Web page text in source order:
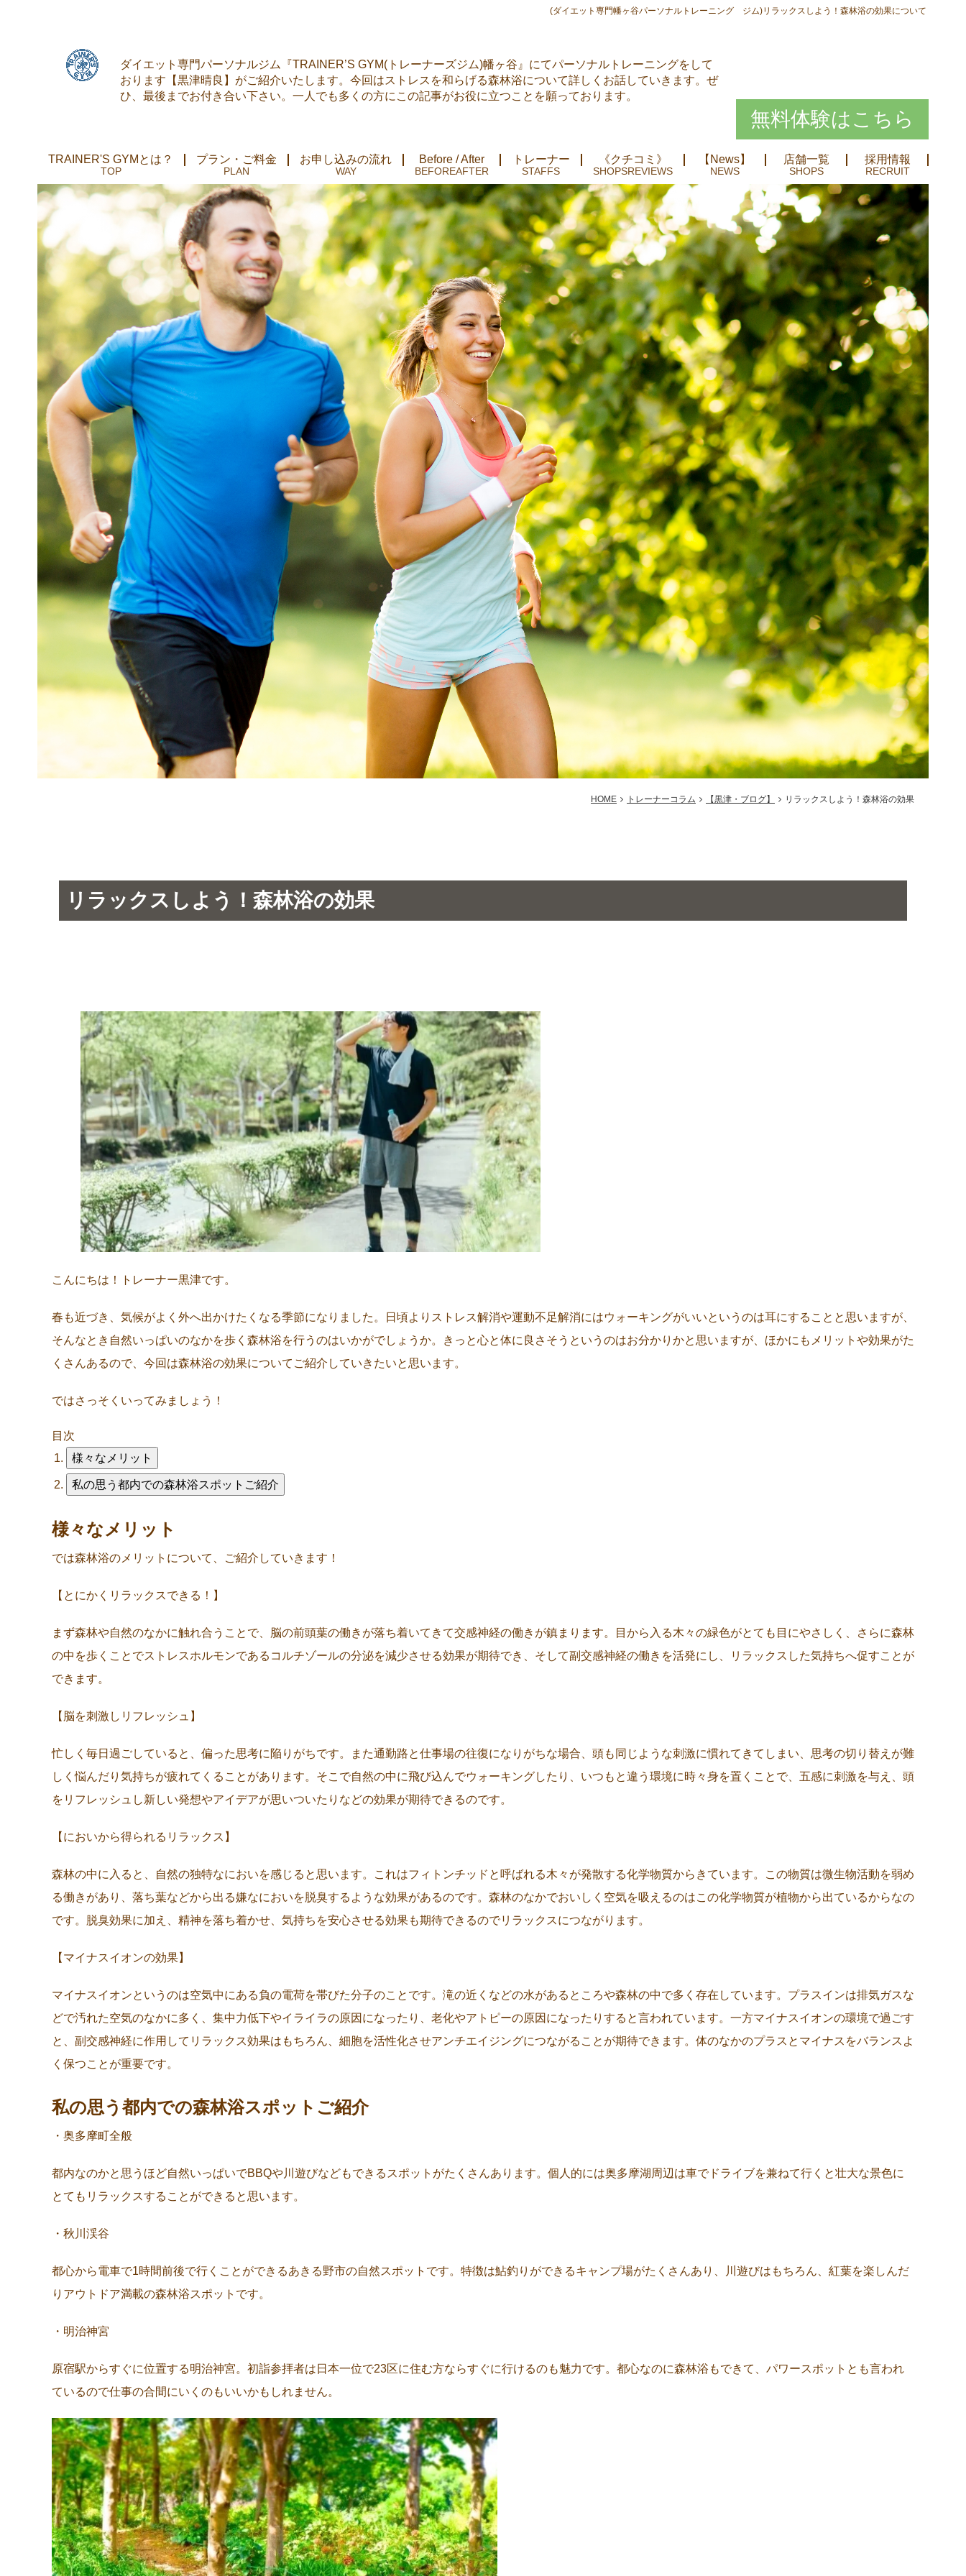
(ダイエット専門幡ヶ谷パーソナルトレーニング ジム)リラックスしよう！森林浴の効果について
ダイエット専門パーソナルジム『TRAINER’S GYM(トレーナーズジム)幡ヶ谷』にてパーソナルトレーニングをして
おります【黒津晴良】がご紹介いたします。今回はストレスを和らげる森林浴について詳しくお話していきます。ぜ
ひ、最後までお付き合い下さい。一人でも多くの方にこの記事がお役に立つことを願っております。
無料体験はこちら
TRAINER'S GYMとは？ プラン・ご料金 お申し込みの流れ Before / After トレーナー 《クチコミ》 【News】 店舗一覧 採用情報
HOME トレーナーコラム 【黒津・ブログ】 リラックスしよう！森林浴の効果
リラックスしよう！森林浴の効果
こんにちは！トレーナー黒津です。
春も近づき、気候がよく外へ出かけたくなる季節になりました。日頃よりストレス解消や運動不足解消にはウォーキングがいいというのは耳にすることと思いますが、
そんなとき自然いっぱいのなかを歩く森林浴を行うのはいかがでしょうか。きっと心と体に良さそうというのはお分かりかと思いますが、ほかにもメリットや効果がた
くさんあるので、今回は森林浴の効果についてご紹介していきたいと思います。
ではさっそくいってみましょう！
目次
様々なメリット
私の思う都内での森林浴スポットご紹介
様々なメリット
では森林浴のメリットについて、ご紹介していきます！
【とにかくリラックスできる！】
まず森林や自然のなかに触れ合うことで、脳の前頭葉の働きが落ち着いてきて交感神経の働きが鎮まります。目から入る木々の緑色がとても目にやさしく、さらに森林
の中を歩くことでストレスホルモンであるコルチゾールの分泌を減少させる効果が期待でき、そして副交感神経の働きを活発にし、リラックスした気持ちへ促すことが
できます。
【脳を刺激しリフレッシュ】
忙しく毎日過ごしていると、偏った思考に陥りがちです。また通勤路と仕事場の往復になりがちな場合、頭も同じような刺激に慣れてきてしまい、思考の切り替えが難
しく悩んだり気持ちが疲れてくることがあります。そこで自然の中に飛び込んでウォーキングしたり、いつもと違う環境に時々身を置くことで、五感に刺激を与え、頭
をリフレッシュし新しい発想やアイデアが思いついたりなどの効果が期待できるのです。
【においから得られるリラックス】
森林の中に入ると、自然の独特なにおいを感じると思います。これはフィトンチッドと呼ばれる木々が発散する化学物質からきています。この物質は微生物活動を弱め
る働きがあり、落ち葉などから出る嫌なにおいを脱臭するような効果があるのです。森林のなかでおいしく空気を吸えるのはこの化学物質が植物から出ているからなの
です。脱臭効果に加え、精神を落ち着かせ、気持ちを安心させる効果も期待できるのでリラックスにつながります。
【マイナスイオンの効果】
マイナスイオンというのは空気中にある負の電荷を帯びた分子のことです。滝の近くなどの水があるところや森林の中で多く存在しています。プラスインは排気ガスな
どで汚れた空気のなかに多く、集中力低下やイライラの原因になったり、老化やアトピーの原因になったりすると言われています。一方マイナスイオンの環境で過ごす
と、副交感神経に作用してリラックス効果はもちろん、細胞を活性化させアンチエイジングにつながることが期待できます。体のなかのプラスとマイナスをバランスよ
く保つことが重要です。
私の思う都内での森林浴スポットご紹介
・奥多摩町全般
都内なのかと思うほど自然いっぱいでBBQや川遊びなどもできるスポットがたくさんあります。個人的には奥多摩湖周辺は車でドライブを兼ねて行くと壮大な景色に
とてもリラックスすることができると思います。
・秋川渓谷
都心から電車で1時間前後で行くことができるあきる野市の自然スポットです。特徴は鮎釣りができるキャンプ場がたくさんあり、川遊びはもちろん、紅葉を楽しんだ
りアウトドア満載の森林浴スポットです。
・明治神宮
原宿駅からすぐに位置する明治神宮。初詣参拝者は日本一位で23区に住む方ならすぐに行けるのも魅力です。都心なのに森林浴もできて、パワースポットとも言われ
ているので仕事の合間にいくのもいいかもしれません。